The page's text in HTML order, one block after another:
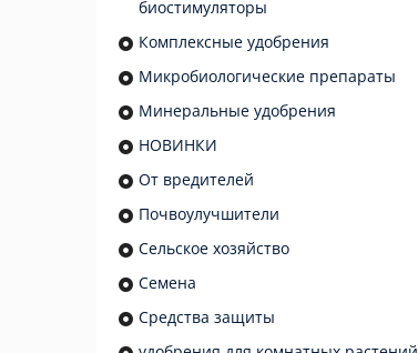
биостимуляторы
Комплексные удобрения
Микробиологические препараты
Минеральные удобрения
НОВИНКИ
От вредителей
Почвоулучшители
Сельское хозяйство
Семена
Средства защиты